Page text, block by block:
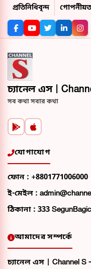
প্রতিনিধিবৃন্দ
চ্যানেল এস |
সব কথা সবার কথা
যোগাযোগ
ফোন : +8801771006000
ই-মেইল :
ঠিকানা : 333
আমাদের সম্পর্কে
চ্যানেল এস | Channel